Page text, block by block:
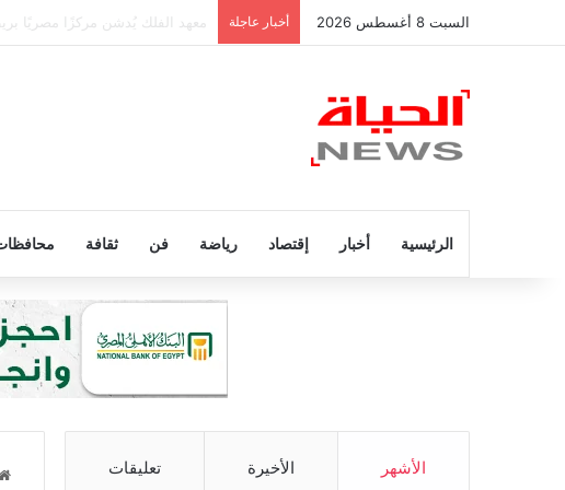
السبت 8 أغسطس 2026 أخبار عاجلة الرئيس السيسي يهنئ كوت ديفوار
الرئيسية أخبار إقتصاد رياضة فن ثقافة
الأشهر الأخيرة تعليقات